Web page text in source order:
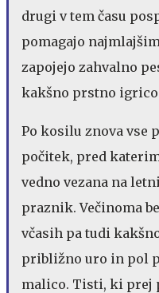
drugi v tem času
pomagajo
zapojejo zahvalno
kakšno prstno
Po kosilu znova vse
počitek, pred
vedno vezana na
praznik. Večinoma
včasih pa tudi
približno uro in pol
malico. Tisti, ki prej